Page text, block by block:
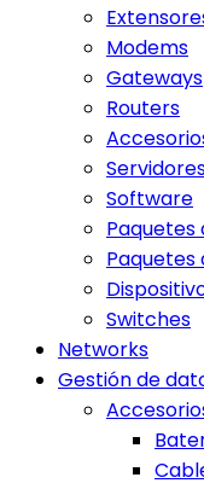
Modems
Gateways
Routers
Software
Paquetes
Paquetes
Switches
Networks
Gestión de